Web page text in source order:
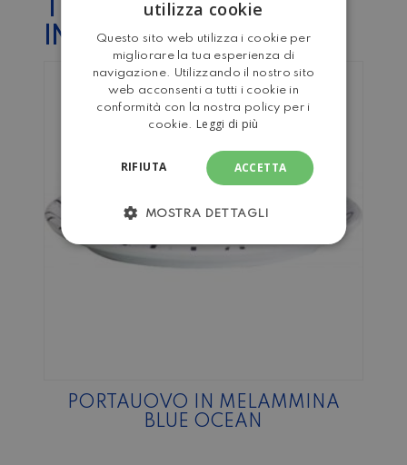
TI POTREBBE
INTERESSARE…
PORTAUOVO IN MELAMMINA
BLUE OCEAN
ENGLISH
utilizza cookie
Questo sito web utilizza i cookie per
migliorare la tua esperienza di
navigazione. Utilizzando il nostro sito
web acconsenti a tutti i cookie in
conformità con la nostra policy per i
cookie.
Leggi di più
ACCETTA
RIFIUTA
MOSTRA DETTAGLI